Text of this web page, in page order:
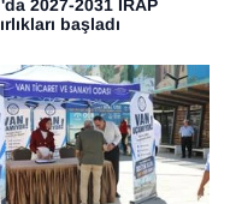
2027-2031 İRAP
başladı